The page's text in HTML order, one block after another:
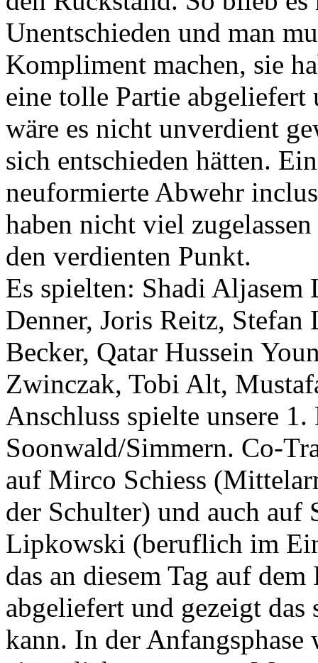
Unentschieden und man
Kompliment machen, sie
eine tolle Partie abgeliefert
wäre es nicht unverdient
sich entschieden hätten.
neuformierte Abwehr
haben nicht viel
den verdienten Punkt.
Es spielten: Shadi
Denner, Joris Reitz,
Becker, Qatar Hussein
Zwinczak, Tobi Alt,
Anschluss spielte unsere
Soonwald/Simmern. Co-
auf Mirco Schiess
der Schulter) und auch auf
Lipkowski (beruflich im
das an diesem Tag auf
abgeliefert und gezeigt
kann. In der Anfangsphase